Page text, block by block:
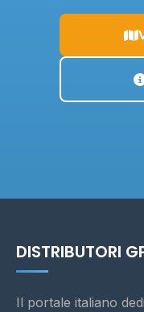
DISTRIBUTORI
Il portale italiano